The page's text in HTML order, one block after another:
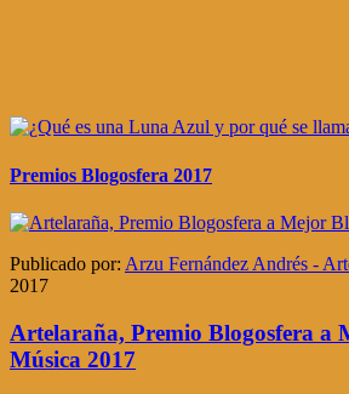
Premios Blogosfera 2017
Publicado por: Arzu Fernández Andrés -
2017
Artelaraña, Premio Blogosfera a
Música 2017